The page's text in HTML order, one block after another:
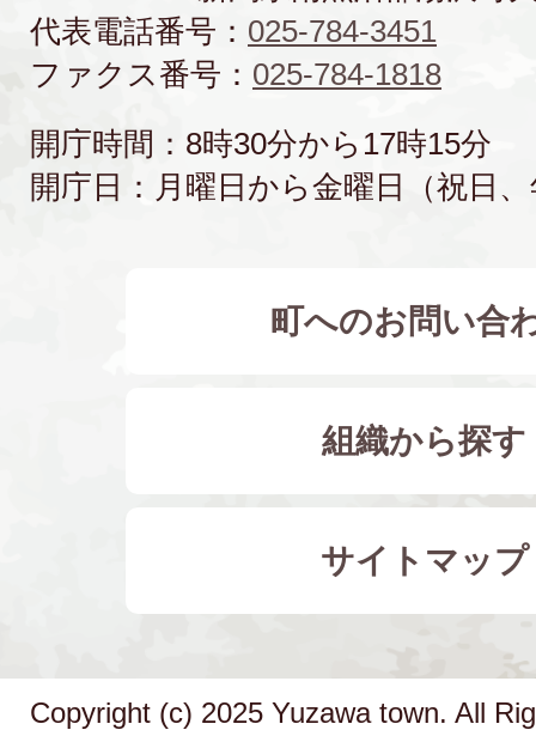
代表電話番号： 025-784-3451
ファクス番号： 025-784-1818
開庁時間：8時30分から17時15分
開庁日：月曜日から金曜日（祝日
町へのお問い合
組織から探す
サイトマップ
Copyright (c) 2025 Yuzawa town. All